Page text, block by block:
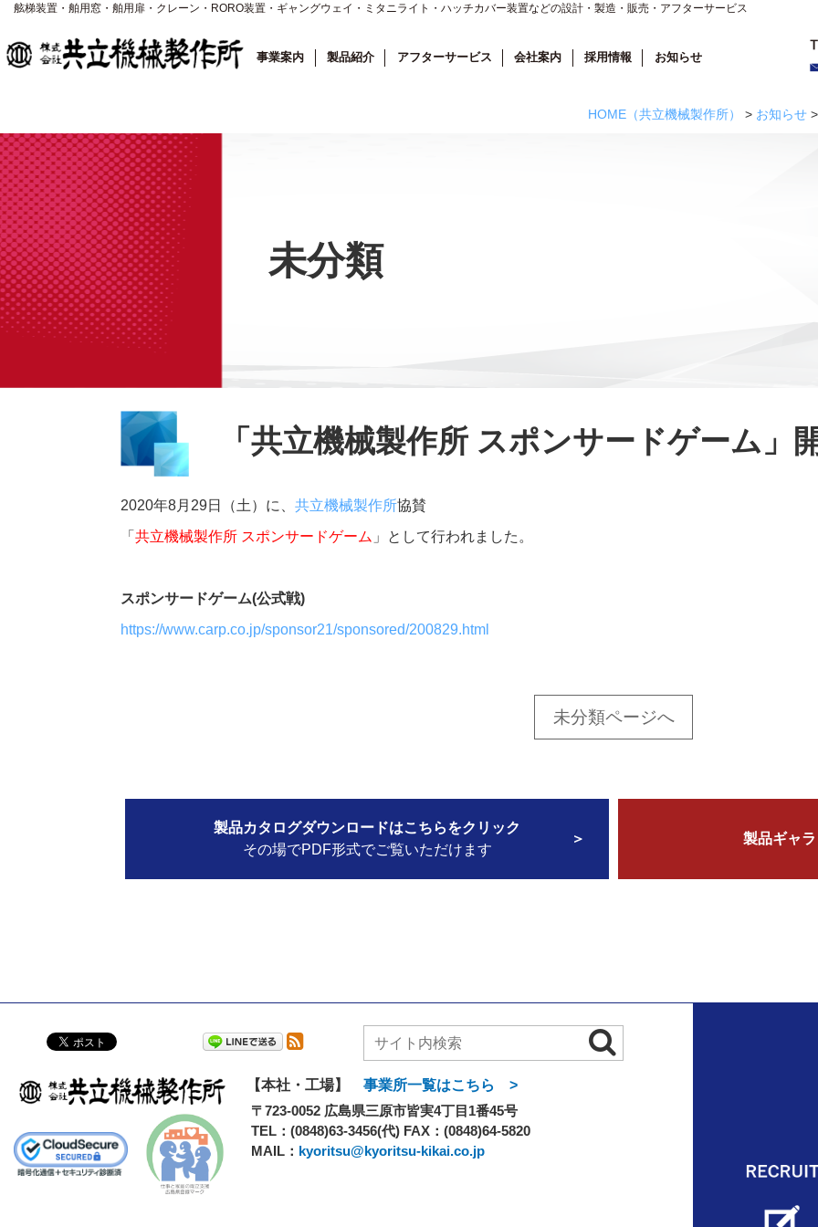
舷梯装置・舶用窓・舶用扉・クレーン・RORO装置・ギャングウェイ・ミタニライト・ハッチカバー装置などの設計・製造・販売・アフターサービス
事業案内 製品紹介 アフターサービス 会社案内 採用情報 お知らせ
HOME （共立機械製作所） > お知らせ
未分類
「共立機械製作所 スポンサードゲーム」
2020年8月29日（土）に、 共立機械製作所協賛
「 共立機械製作所 スポンサードゲーム 」として行われました。
スポンサードゲーム(公式戦)
https://www.carp.co.jp/sponsor21/sponsored/200829.html
未分類ページへ
製品カタログダウンロードはこちらをクリック
その場でPDF形式でご覧いただけます
製品ギャ
【本社・工場】 事業所一覧はこちら >
〒723-0052 広島県三原市皆実4丁目1番45号
TEL： (0848)63-3456(代) FAX：(0848)64-5820
MAIL： kyoritsu@kyoritsu-kikai.co.jp